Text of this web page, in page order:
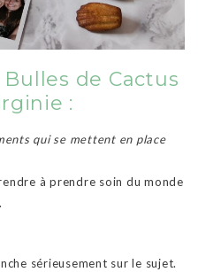
de Cactus
:
qui se mettent en place
à prendre soin du monde
sérieusement sur le sujet.